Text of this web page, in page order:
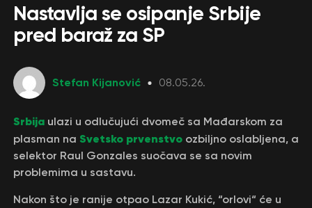
Nastavlja se osipanje Srbije
pred baraž za SP
Stefan Kijanović 08.05.26.
Srbija ulazi u odlučujući dvomeč sa Mađarskom za
plasman na Svetsko prvenstvo ozbiljno oslabljena, a
selektor Raul Gonzales suočava se sa novim
problemima u sastavu.
Nakon što je ranije otpao Lazar Kukić, “orlovi“ će u